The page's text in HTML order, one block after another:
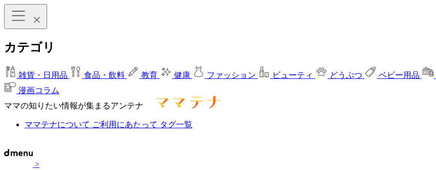
カテゴリ
雑貨・日用品 食品・飲料 教育 健康 ファッション ビューティ どうぶつ ベビー用品
漫画コラム
ママの知りたい情報が集まるアンテナ
ママテナについて ご利用にあたって タグ一覧
>